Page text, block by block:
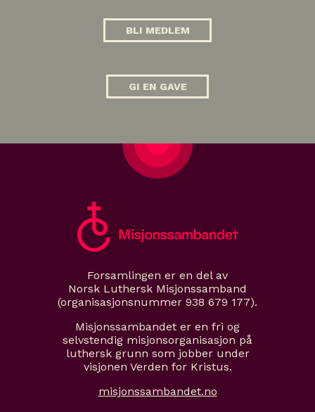
BLI MEDLEM
GI EN GAVE
Forsamlingen er en del av
Norsk Luthersk Misjonssamband
(organisasjonsnummer 938 679 177).
Misjonssambandet er en fri og
selvstendig misjonsorganisasjon på
luthersk grunn som jobber under
visjonen Verden for Kristus.
misjonssambandet.no